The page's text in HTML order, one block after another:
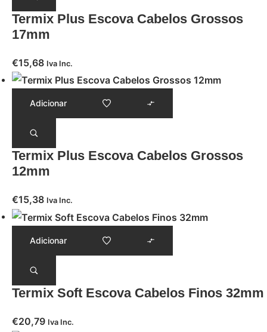
Termix Plus Escova Cabelos Grossos
17mm
€15,68 Iva Inc.
Adicionar
Termix Plus Escova Cabelos Grossos
12mm
€15,38 Iva Inc.
Adicionar
Termix Soft Escova Cabelos Finos 32mm
€20,79 Iva Inc.